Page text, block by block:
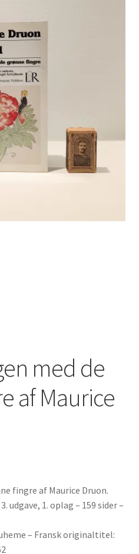
med de
af Maurice
fingre af Maurice Druon.
udgave, 1. oplag – 159 sider –
– Fransk originaltitel: